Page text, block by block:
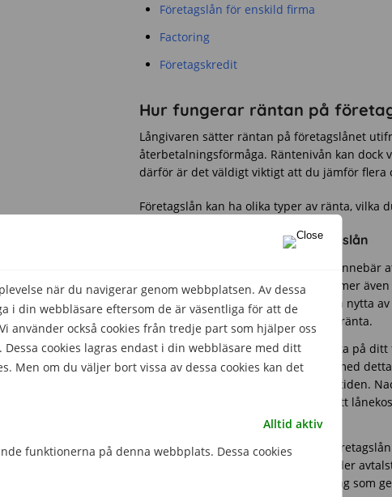
när du navigerar genom webbplatsen. Av dessa
i din webbläsare eftersom de är väsentliga för att de
använder också cookies från tredje part som hjälper oss
cookies lagras endast i din webbläsare med ditt
Men om du väljer bort vissa av dessa cookies kan det
Alltid aktiv
funktionerna på denna webbplats. Dessa cookies
Företagslån för enskild firma
Factoring
Företagskredit
Hur fungerar räntan på
Långivaren sätter räntan på företagslånet
återbetalningsförmåga. Räntenivån kan
därför är det väldigt viktigt att du jämför
Företagslån kan ha olika typer av ränta, vilka
Olika typer av räntor på företagslån
. Denna typ av ränta
Så om marknadsräntan höjs kommer
med rörlig ränta är att du kan dra nytta
rörlig ränta varit billigare än fast ränta.
Fast ränta. Om du väljer fast ränta på
en viss tid. Den största fördelen med
behöva betala i ränta under den tiden.
på marknaden, så det finns risk att
Företagslån med räntetak
. Ett
högsta räntenivå. Räntan kan under
takräntan. Det här är en mellanväg som